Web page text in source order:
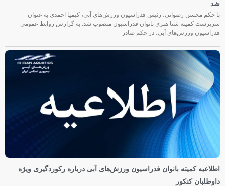
شد
با حکم محسن رضوانی، رئیس فدراسیون ورزش‌های آبی، کیمیا احمدی به عنوان
سرپرست کمیته شنا هنری بانوان فدراسیون منصوب شد. به گزارش روابط عمومی
فدراسیون ورزش‌های آبی، در حکم صادر
اطلاعیه کمیته بانوان فدراسیون ورزش‌های آبی درباره رکوردگیری ویژه
داوطلبان کنکور